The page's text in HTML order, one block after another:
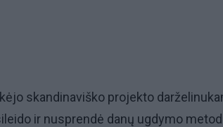
skandinaviško projekto
ir nusprendė danų ugdymo